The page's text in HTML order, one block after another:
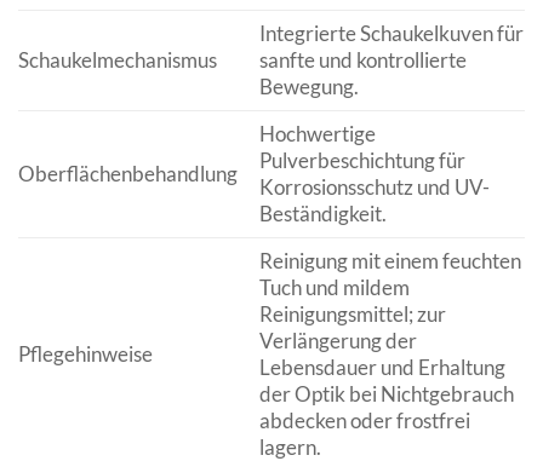
Schaukelmechanismus
Integrierte Schaukelkuven für
sanfte und kontrollierte
Bewegung.
Oberflächenbehandlung
Hochwertige
Pulverbeschichtung für
Korrosionsschutz und UV-
Beständigkeit.
Pflegehinweise
Reinigung mit einem feuchten
Tuch und mildem
Reinigungsmittel; zur
Verlängerung der
Lebensdauer und Erhaltung
der Optik bei Nichtgebrauch
abdecken oder frostfrei
lagern.